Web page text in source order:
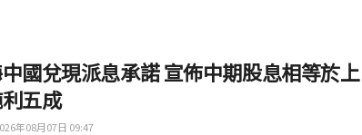
國兌現派息承諾 宣佈中期股息相等於上
五成
年08月07日 09:47